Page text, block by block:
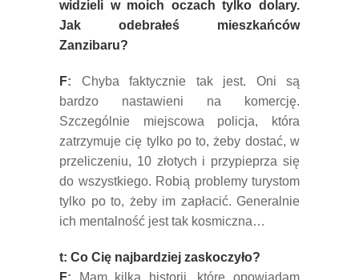
widzieli w moich oczach tylko dolary.
Jak odebrałeś mieszkańców
Zanzibaru?
F: Chyba faktycznie tak jest. Oni są
bardzo nastawieni na komercję.
Szczególnie miejscowa policja, która
zatrzymuje cię tylko po to, żeby dostać, w
przeliczeniu, 10 złotych i przypieprza się
do wszystkiego. Robią problemy turystom
tylko po to, żeby im zapłacić. Generalnie
ich mentalność jest tak kosmiczna…
t: Co Cię najbardziej zaskoczyło?
F:
Mam kilka historii, które opowiadam